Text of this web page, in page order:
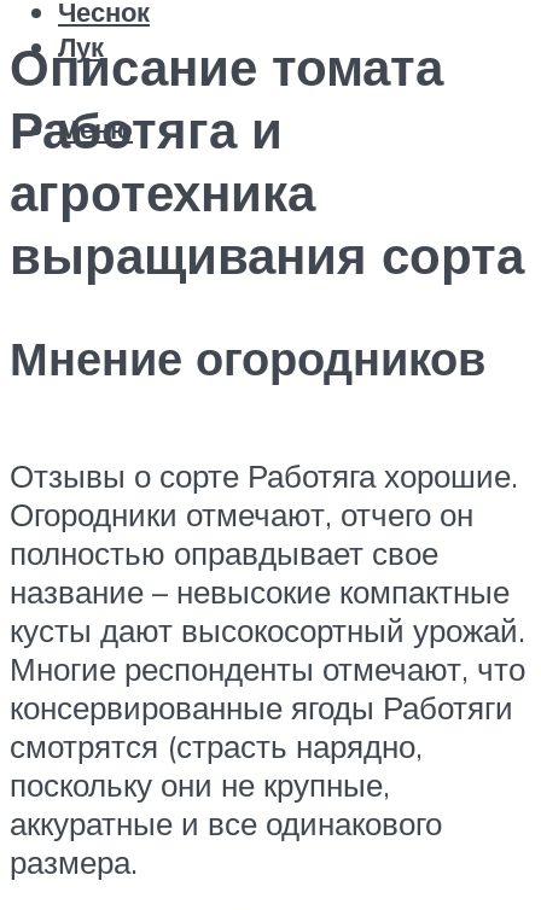
Чеснок
Лук
Меню
Описание томата
Работяга и
агротехника
выращивания сорта
Мнение огородников
Отзывы о сорте Работяга хорошие.
Огородники отмечают, отчего он
полностью оправдывает свое
название – невысокие компактные
кусты дают высокосортный урожай.
Многие респонденты отмечают, что
консервированные ягоды Работяги
смотрятся (страсть нарядно,
поскольку они не крупные,
аккуратные и все одинакового
размера.